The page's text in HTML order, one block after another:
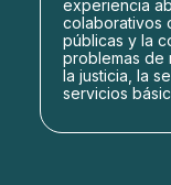
experiencia
colaborativos
públicas y la
problemas de
la justicia, la
servicios